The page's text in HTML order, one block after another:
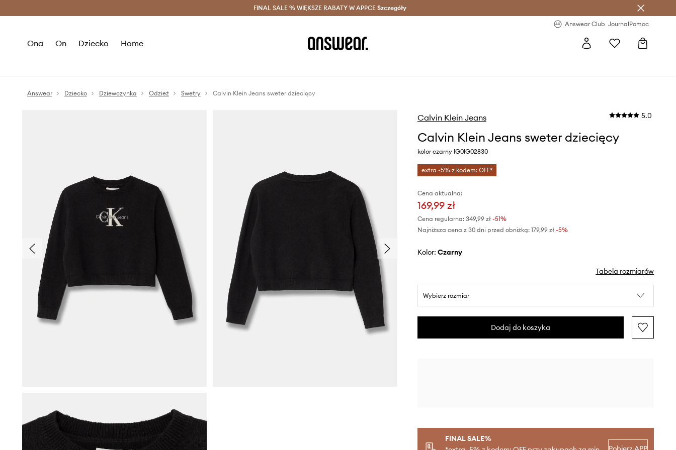
Oszczędzaj z Answear Club > Dostawa nawet w 24h >
FINAL SALE % WIĘKSZE RABATY W APPCE Szczegóły
Answear Club JournalPomoc
Ona On Dziecko Home
Answear Dziecko Dziewczynka Odzież Swetry Calvin Klein Jeans sweter dziecięcy
Calvin Klein Jeans 5.0
Calvin Klein Jeans sweter dziecięcy
kolor czarny IG0IG02830
extra -5% z kodem: OFF*
Cena aktualna:
169,99 zł
Cena regularna: 349,99 zł-51%
Najniższa cena z 30 dni przed obniżką: 179,99 zł -5%
Kolor: czarny
Tabela rozmiarów
Wybierz rozmiar
Dodaj do koszyka
FINAL SALE%